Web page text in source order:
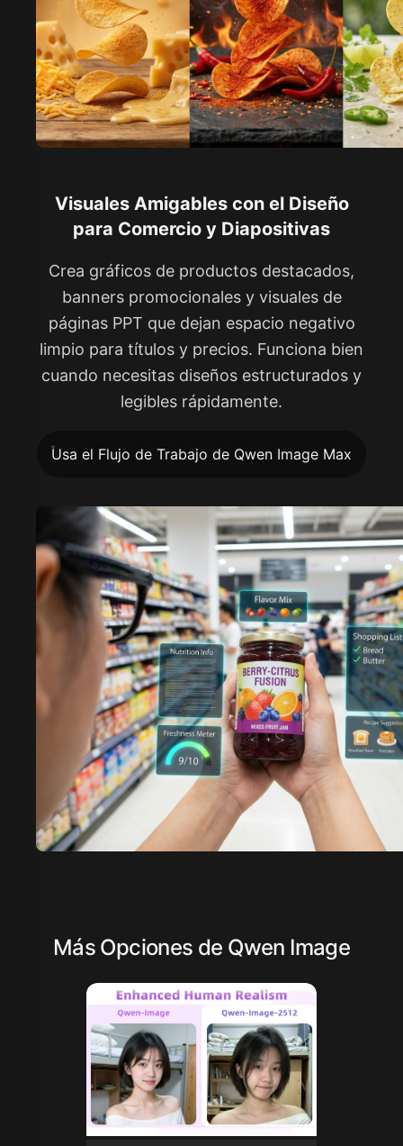
Visuales Amigables con el Diseño
para Comercio y Diapositivas
Crea gráficos de productos destacados,
banners promocionales y visuales de
páginas PPT que dejan espacio negativo
limpio para títulos y precios. Funciona bien
cuando necesitas diseños estructurados y
legibles rápidamente.
Usa el Flujo de Trabajo de Qwen Image Max
Más Opciones de Qwen Image